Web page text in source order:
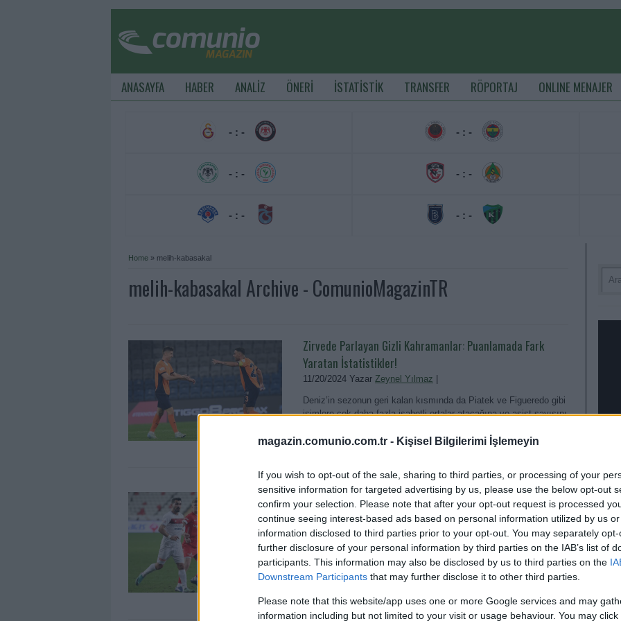
magazin.comunio.com.tr - Kişisel Bilgilerimi İşlemeyin
If you wish to opt-out of the sale, sharing to third parties, or processing of your
sensitive information for targeted advertising by us, please use the below opt-out
confirm your selection. Please note that after your opt-out request is processed
continue seeing interest-based ads based on personal information utilized by us
information disclosed to third parties prior to your opt-out. You may separately
further disclosure of your personal information by third parties on the IAB’s list of
participants. This information may also be disclosed by us to third parties on the
Downstream Participants that may further disclose it to other third parties.
Please note that this website/app uses one or more Google services and may
information including but not limited to your visit or usage behaviour. You may
ANASAYFA HABER ANALİZ ÖNERİ İSTATİSTİK TRANSFER RÖPORTAJ ONLINE MENAJER
- : -
- : -
- : -
- : -
- : -
- : -
Home » melih-kabasakal
melih-kabasakal Archive - ComunioMagazinTR
Zirvede Parlayan Gizli Kahramanlar: Puanlamada Fark
Yaratan İstatistikler!
11/20/2024 Yazar Zeynel Yılmaz
Deniz’in sezonun geri kalan kısmında da Piatek ve Figueredo gibi
isimlere çok daha fazla isabetli ortalar atacağına ve asist sayısını
Devam oku »
Dikkat Kesik Yiyebilir! “Manzara Ne Kadar Güzel De Olsa
Üşüten Pencereyi Kapatmak Gerekir.”
08/29/2024 YazarMirhan Kuzgun|
Geri kalan haftalarda sakatlık olmadığı sürece iyi bir hamle
oyuncusu olacağını öngörüyorum. İlk 11 planlamasında dikkatli
olmanız gerekebilir.